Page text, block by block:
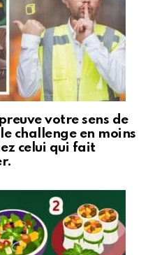
votre sens de
challenge en moins
celui qui fait